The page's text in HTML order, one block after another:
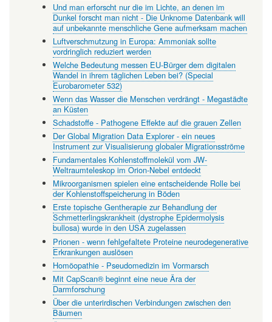
Und man erforscht nur die im Lichte, an denen im
Dunkel forscht man nicht - Die Unknome Datenbank will
auf unbekannte menschliche Gene aufmerksam machen
Luftverschmutzung in Europa: Ammoniak sollte
vordringlich reduziert werden
Welche Bedeutung messen EU-Bürger dem digitalen
Wandel in ihrem täglichen Leben bei? (Special
Eurobarometer 532)
Wenn das Wasser die Menschen verdrängt - Megastädte
an Küsten
Schadstoffe - Pathogene Effekte auf die grauen Zellen
Der Global Migration Data Explorer - ein neues
Instrument zur Visualisierung globaler Migrationsströme
Fundamentales Kohlenstoffmolekül vom JW-
Weltraumteleskop im Orion-Nebel entdeckt
Mikroorganismen spielen eine entscheidende Rolle bei
der Kohlenstoffspeicherung in Böden
Erste topische Gentherapie zur Behandlung der
Schmetterlingskrankheit (dystrophe Epidermolysis
bullosa) wurde in den USA zugelassen
Prionen - wenn fehlgefaltete Proteine neurodegenerative
Erkrankungen auslösen
Homöopathie - Pseudomedizin im Vormarsch
Mit CapScan® beginnt eine neue Ära der
Darmforschung
Über die unterirdischen Verbindungen zwischen den
Bäumen